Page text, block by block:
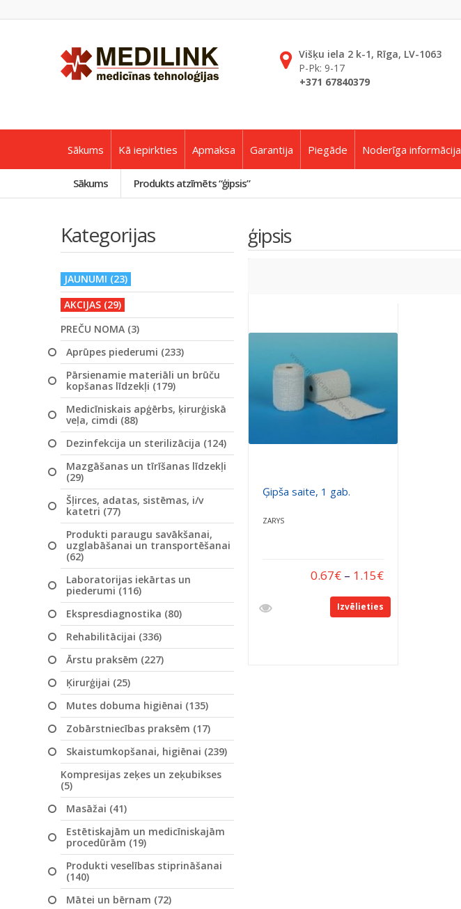
Višķu iela 2 k-1, Rīga, LV-1063
P-Pk: 9-17
+371 67840379
Sākums Kā iepirkties Apmaksa Garantija Piegāde Noderīga informācija
Sākums Produkts atzīmēts “ģipsis”
Kategorijas
JAUNUMI (23)
AKCIJAS (29)
PREČU NOMA (3)
Aprūpes piederumi (233)
Pārsienamie materiāli un brūču
kopšanas līdzekļi (179)
Medicīniskais apģērbs, ķirurģiskā
veļa, cimdi (88)
Dezinfekcija un sterilizācija (124)
Mazgāšanas un tīrīšanas līdzekļi
(29)
Šļirces, adatas, sistēmas, i/v
katetri (77)
Produkti paraugu savākšanai,
uzglabāšanai un transportēšanai
(62)
Laboratorijas iekārtas un
piederumi (116)
Ekspresdiagnostika (80)
Rehabilitācijai (336)
Ārstu praksēm (227)
Ķirurģijai (25)
Mutes dobuma higiēnai (135)
Zobārstniecības praksēm (17)
Skaistumkopšanai, higiēnai (239)
Kompresijas zeķes un zeķubikses
(5)
Masāžai (41)
Estētiskajām un medicīniskajām
procedūrām (19)
Produkti veselības stiprināšanai
(140)
Mātei un bērnam (72)
ģipsis
Ģipša saite, 1 gab.
ZARYS
0.67€– 1.15€
Izvēlieties